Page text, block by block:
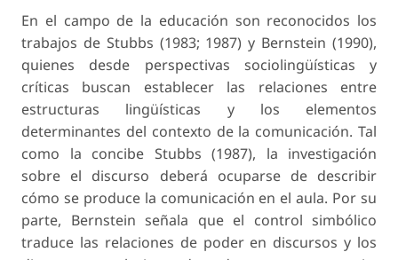
En el campo de la educación son reconocidos los
trabajos de Stubbs (1983; 1987) y Bernstein (1990),
quienes desde perspectivas sociolingüísticas y
críticas buscan establecer las relaciones entre
estructuras lingüísticas y los elementos
determinantes del contexto de la comunicación. Tal
como la concibe Stubbs (1987), la investigación
sobre el discurso deberá ocuparse de describir
cómo se produce la comunicación en el aula. Por su
parte, Bernstein señala que el control simbólico
traduce las relaciones de poder en discursos y los